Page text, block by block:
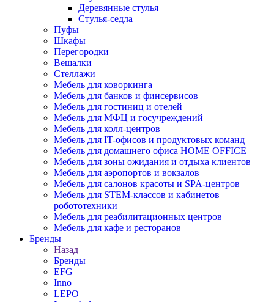
Деревянные стулья
Стулья-седла
Пуфы
Шкафы
Перегородки
Вешалки
Стеллажи
Мебель для коворкинга
Мебель для банков и финсервисов
Мебель для гостиниц и отелей
Мебель для МФЦ и госучреждений
Мебель для колл-центров
Мебель для IT-офисов и продуктовых команд
Мебель для домашнего офиса HOME OFFICE
Мебель для зоны ожидания и отдыха клиентов
Мебель для аэропортов и вокзалов
Мебель для салонов красоты и SPA-центров
Мебель для STEM-классов и кабинетов
робототехники
Мебель для реабилитационных центров
Мебель для кафе и ресторанов
Бренды
Назад
Бренды
EFG
Inno
LEPO